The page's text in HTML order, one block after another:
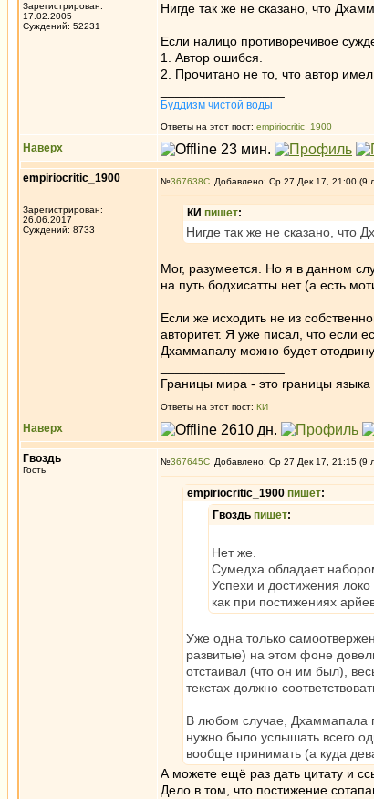
Зарегистрирован:
17.02.2005
Суждений: 52231
Нигде так же не сказано, что
Если налицо противоречивое
1. Автор ошибся.
2. Прочитано не то, что автор имел
Буддизм чистой воды
Ответы на этот пост: empiriocritic_1900
Наверх
empiriocritic_1900
Зарегистрирован:
26.06.2017
Суждений: 8733
№367638 Добавлено: Ср 27 Дек 17, 21:00 (9
КИ пишет:
Нигде так же не сказано, что
Мог, разумеется. Но я в данном
на путь бодхисатты нет (а есть
Если же исходить не из
авторитет. Я уже писал, что если
Дхаммапалу можно будет
Границы мира - это границы языка
Ответы на этот пост: КИ
Наверх
Гвоздь
Гость
№367645 Добавлено: Ср 27 Дек 17, 21:15 (9
empiriocritic_1900 пишет:
Гвоздь пишет:
Нет же.
Сумедха обладает
Успехи и достижения
как при постижениях
Уже одна только
развитые) на этом фоне
отстаивал (что он им был),
текстах должно
В любом случае, Дхаммапала
нужно было услышать всего
вообще принимать (а куда
А можете ещё раз дать цитату и
Дело в том, что постижение